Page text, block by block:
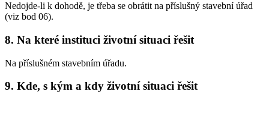
Nedojde-li k dohodě, je třeba se obrátit na příslušný stavební úřad
(viz bod 06).
8. Na které instituci životní situaci řešit
Na příslušném stavebním úřadu.
9. Kde, s kým a kdy životní situaci řešit